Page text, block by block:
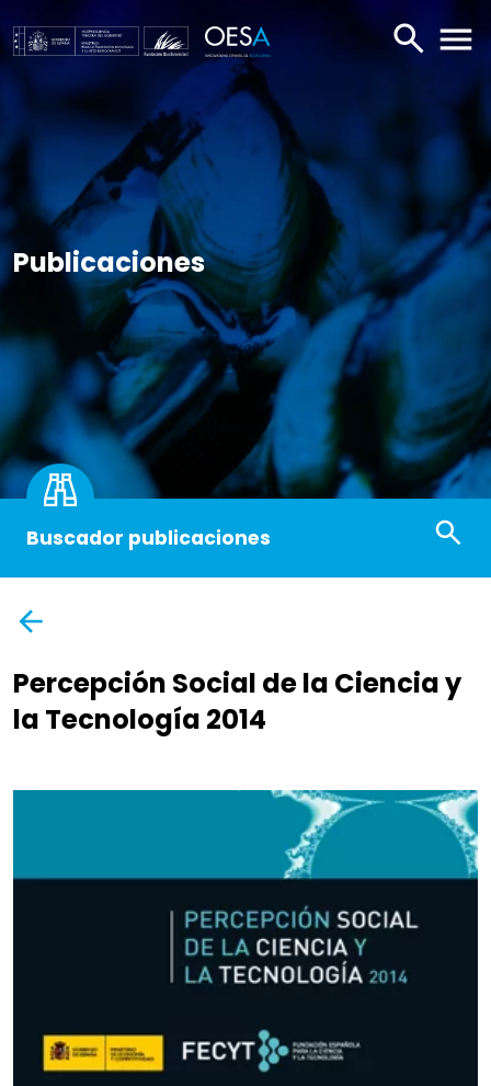
Publicaciones
Percepción Social de la Ciencia y
la Tecnología 2014
Buscador publicaciones